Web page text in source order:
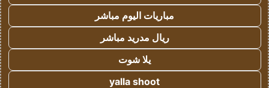
مباريات اليوم مباشر
ريال مدريد مباشر
يلا شوت
yalla shoot